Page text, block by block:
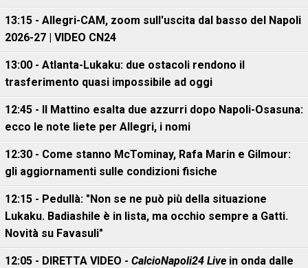
13:15 - Allegri-CAM, zoom sull'uscita dal basso del Napoli
2026-27 | VIDEO CN24
13:00 - Atlanta-Lukaku: due ostacoli rendono il
trasferimento quasi impossibile ad oggi
12:45 - Il Mattino esalta due azzurri dopo Napoli-Osasuna:
ecco le note liete per Allegri, i nomi
12:30 - Come stanno McTominay, Rafa Marin e Gilmour:
gli aggiornamenti sulle condizioni fisiche
12:15 - Pedullà: "Non se ne può più della situazione
Lukaku. Badiashile è in lista, ma occhio sempre a Gatti.
Novità su Favasuli"
12:05 - DIRETTA VIDEO - CalcioNapoli24 Live in onda dalle